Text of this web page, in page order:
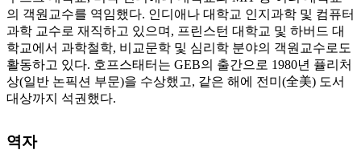
의 객원교수를 역임했다. 인디애나 대학교 인지과학 및 컴퓨터
과학 교수로 재직하고 있으며, 프린스턴 대학교 및 하버드 대
학교에서 과학철학, 비교문학 및 심리학 분야의 객원교수로도
활동하고 있다. 호프스태터는 GEB의 출간으로 1980년 퓰리처
상(일반 논픽션 부문)을 수상했고, 같은 해에 전미(全美) 도서
대상까지 석권했다.
역자